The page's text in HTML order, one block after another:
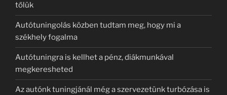
tőlük
Autótuningolás közben tudtam meg, hogy mi a
székhely fogalma
Autótuningra is kellhet a pénz, diákmunkával
megkeresheted
Az autónk tuningjánál még a szervezetünk turbózása is